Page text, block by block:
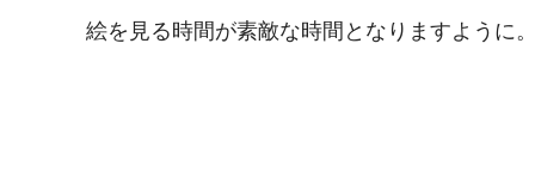
絵を見る時間が素敵な時間となりますように